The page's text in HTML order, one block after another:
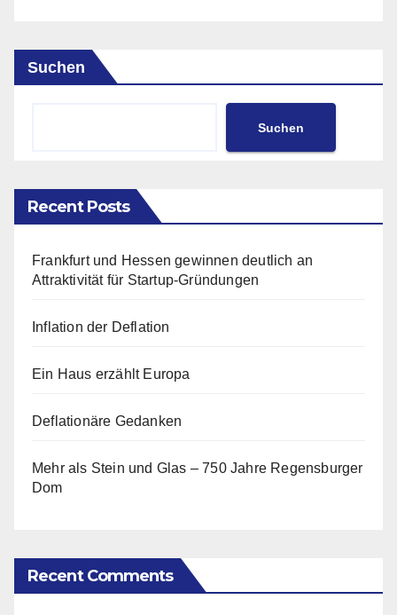
Suchen
Suchen
Recent Posts
Frankfurt und Hessen gewinnen deutlich an
Attraktivität für Startup-Gründungen
Inflation der Deflation
Ein Haus erzählt Europa
Deflationäre Gedanken
Mehr als Stein und Glas – 750 Jahre Regensburger
Dom
Recent Comments